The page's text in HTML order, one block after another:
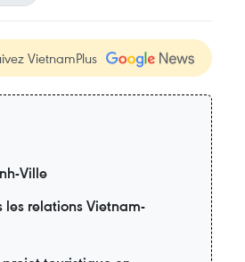
VietnamPlus
Ville
les relations Vietnam-